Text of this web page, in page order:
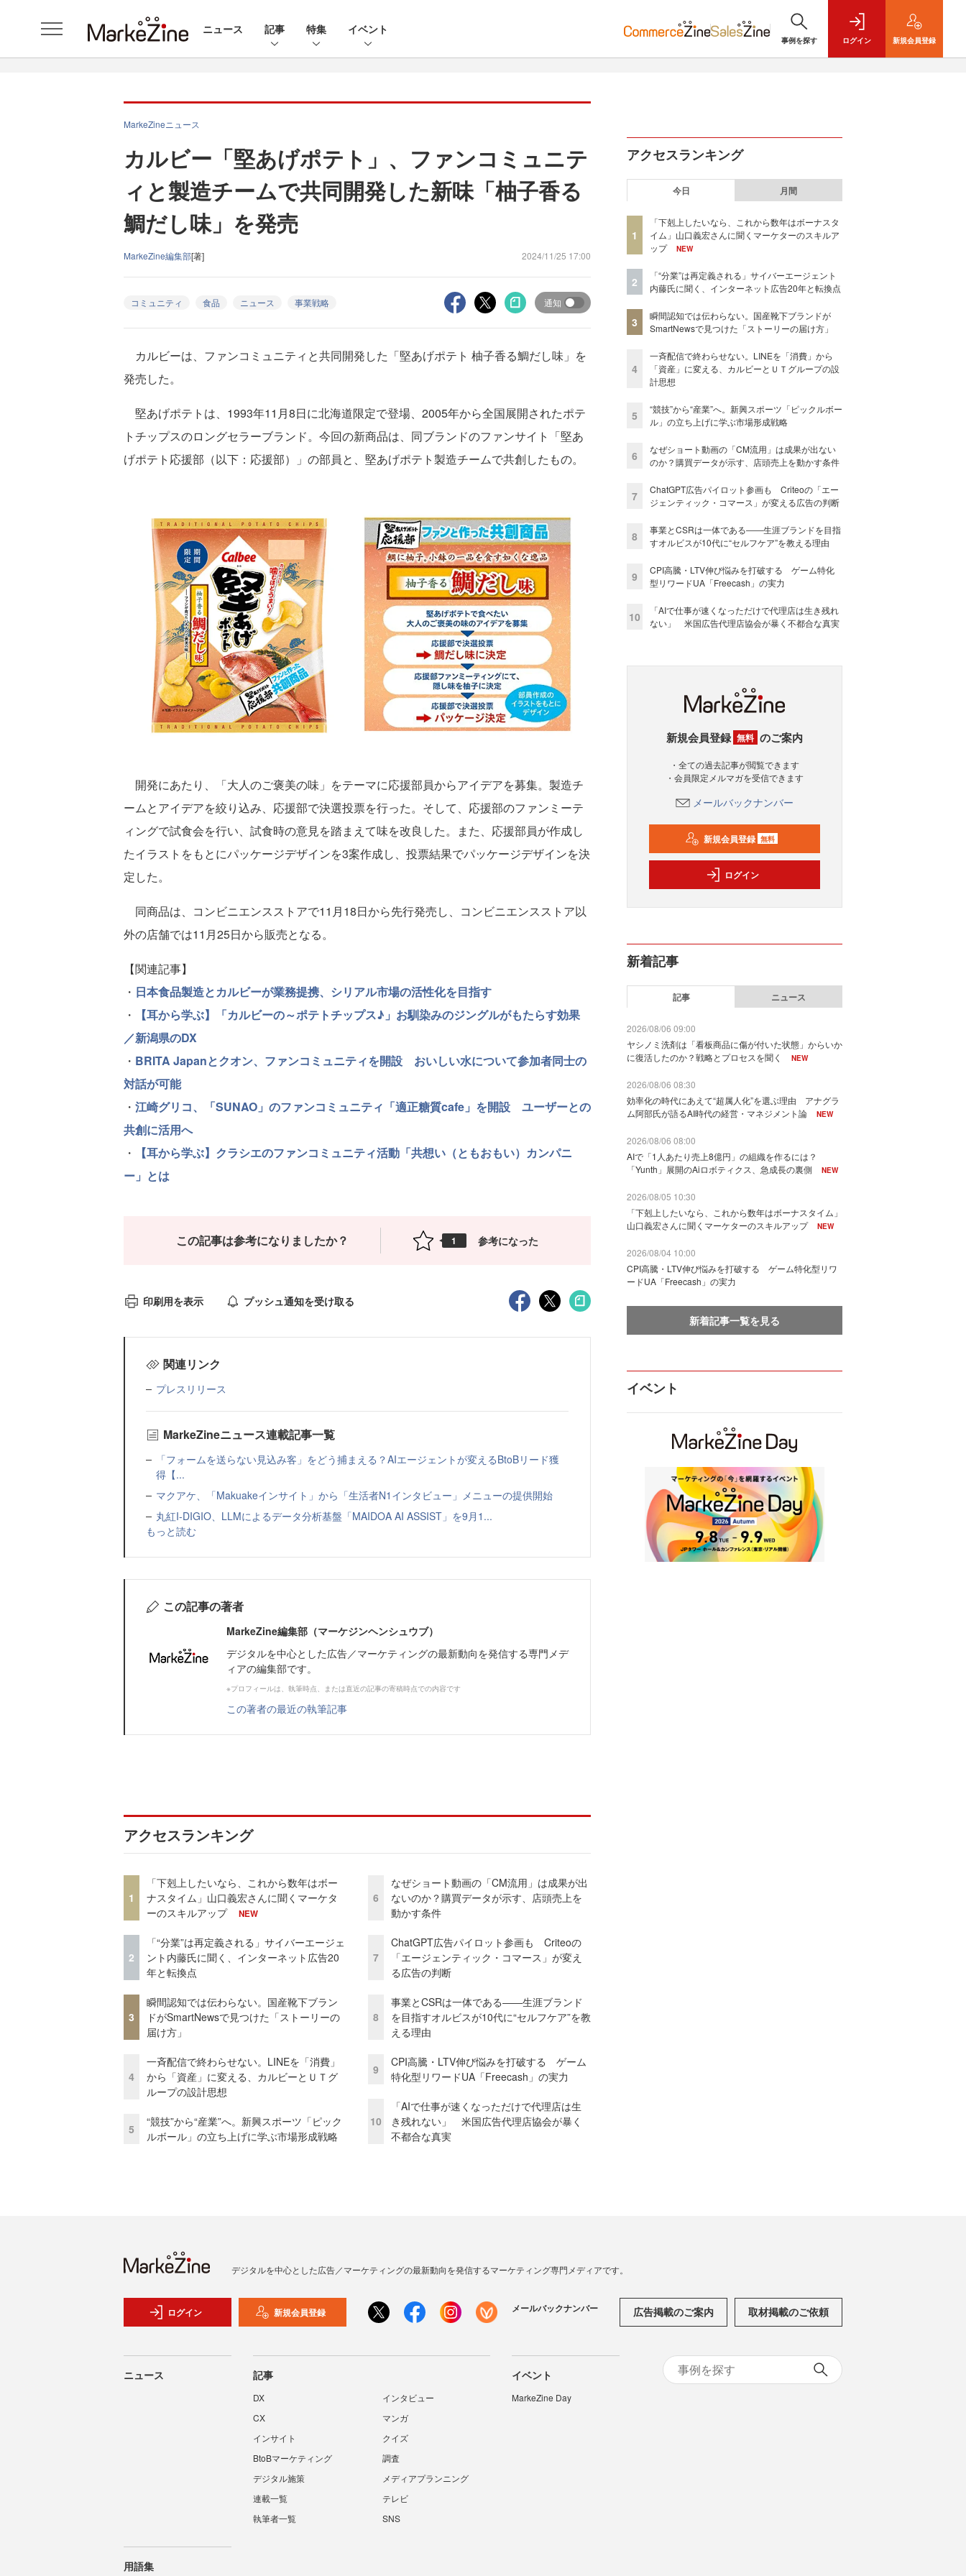
ニュース 記事 特集 イベント
事例を探す ログイン 新規会員登録
MarkeZineニュース
カルビー「堅あげポテト」、ファンコミュニテ
ィと製造チームで共同開発した新味「柚子香る
鯛だし味」を発売
MarkeZine編集部[著] 2024/11/25 17:00
コミュニティ 食品 ニュース 事業戦略 通知
カルビーは、ファンコミュニティと共同開発した「堅あげポテト 柚子香る鯛だし味」を
発売した。
堅あげポテトは、1993年11月8日に北海道限定で登場、2005年から全国展開されたポテ
トチップスのロングセラーブランド。今回の新商品は、同ブランドのファンサイト「堅あ
げポテト応援部（以下：応援部）」の部員と、堅あげポテト製造チームで共創したもの。
開発にあたり、「大人のご褒美の味」をテーマに応援部員からアイデアを募集。製造チ
ームとアイデアを絞り込み、応援部で決選投票を行った。そして、応援部のファンミーテ
ィングで試食会を行い、試食時の意見を踏まえて味を改良した。また、応援部員が作成し
たイラストをもとにパッケージデザインを3案作成し、投票結果でパッケージデザインを決
定した。
同商品は、コンビニエンスストアで11月18日から先行発売し、コンビニエンスストア以
外の店舗では11月25日から販売となる。
【関連記事】
・ 日本食品製造とカルビーが業務提携、シリアル市場の活性化を目指す
・
【耳から学ぶ】「カルビーの～ポテトチップス♪」お馴染みのジングルがもたらす効果
／新潟県のDX
・ BRITA Japanとクオン、ファンコミュニティを開設 おいしい水について参加者同士の
対話が可能
・ 江崎グリコ、「SUNAO」のファンコミュニティ「適正糖質cafe」を開設 ユーザーとの
共創に活用へ
・
【耳から学ぶ】クラシエのファンコミュニティ活動「共想い（ともおもい）カンパニ
ー」とは
この記事は参考になりましたか？ 1 参考になった
印刷用を表示 プッシュ通知を受け取る
関連リンク
プレスリリース
MarkeZineニュース連載記事一覧
「フォームを送らない見込み客」をどう捕まえる？AIエージェントが変えるBtoBリード獲
得【...
マクアケ、「Makuakeインサイト」から「生活者N1インタビュー」メニューの提供開始
丸紅I-DIGIO、LLMによるデータ分析基盤「MAIDOA AI ASSIST」を9月1...
もっと読む
この記事の著者
MarkeZine編集部（マーケジンヘンシュウブ）
デジタルを中心とした広告／マーケティングの最新動向を発信する専門メデ
ィアの編集部です。
※プロフィールは、執筆時点、または直近の記事の寄稿時点での内容です
この著者の最近の執筆記事
アクセスランキング
1
「下剋上したいなら、これから数年はボー
ナスタイム」山口義宏さんに聞くマーケタ
ーのスキルアップ
NEW
2
「“分業”は再定義される」サイバーエージェ
ント内藤氏に聞く、インターネット広告20
年と転換点
3
瞬間認知では伝わらない。国産靴下ブラン
ドがSmartNewsで見つけた「ストーリーの
届け方」
4
一斉配信で終わらせない。LINEを「消費」
から「資産」に変える、カルビーとＵＴグ
ループの設計思想
5
“競技”から“産業”へ。新興スポーツ「ピック
ルボール」の立ち上げに学ぶ市場形成戦略
6
なぜショート動画の「CM流用」は成果が出
ないのか？購買データが示す、店頭売上を
動かす条件
7
ChatGPT広告パイロット参画も Criteoの
「エージェンティック・コマース」が変え
る広告の判断
8
事業とCSRは一体である――生涯ブランド
を目指すオルビスが10代に“セルフケア”を教
える理由
9
CPI高騰・LTV伸び悩みを打破する ゲーム
特化型リワードUA「Freecash」の実力
10
「AIで仕事が速くなっただけで代理店は生
き残れない」 米国広告代理店協会が暴く
不都合な真実
アクセスランキング
今日 月間
1
「下剋上したいなら、これから数年はボーナスタ
イム」山口義宏さんに聞くマーケターのスキルア
ップ
NEW
2
「“分業”は再定義される」サイバーエージェント
内藤氏に聞く、インターネット広告20年と転換点
3
瞬間認知では伝わらない。国産靴下ブランドが
SmartNewsで見つけた「ストーリーの届け方」
4
一斉配信で終わらせない。LINEを「消費」から
「資産」に変える、カルビーとＵＴグループの設
計思想
5
“競技”から“産業”へ。新興スポーツ「ピックルボー
ル」の立ち上げに学ぶ市場形成戦略
6
なぜショート動画の「CM流用」は成果が出ない
のか？購買データが示す、店頭売上を動かす条件
7
ChatGPT広告パイロット参画も Criteoの「エー
ジェンティック・コマース」が変える広告の判断
8
事業とCSRは一体である――生涯ブランドを目指
すオルビスが10代に“セルフケア”を教える理由
9
CPI高騰・LTV伸び悩みを打破する ゲーム特化
型リワードUA「Freecash」の実力
10
「AIで仕事が速くなっただけで代理店は生き残れ
ない」 米国広告代理店協会が暴く不都合な真実
新規会員登録 無料 のご案内
・全ての過去記事が閲覧できます
・会員限定メルマガを受信できます
メールバックナンバー
新規会員登録 無料
ログイン
新着記事
記事 ニュース
2026/08/06 09:00
ヤシノミ洗剤は「看板商品に傷が付いた状態」からいか
に復活したのか？戦略とプロセスを聞く
NEW
2026/08/06 08:30
効率化の時代にあえて“超属人化”を選ぶ理由 アナグラ
ム阿部氏が語るAI時代の経営・マネジメント論
NEW
2026/08/06 08:00
AIで「1人あたり売上8億円」の組織を作るには？
「Yunth」展開のAiロボティクス、急成長の裏側
NEW
2026/08/05 10:30
「下剋上したいなら、これから数年はボーナスタイム」
山口義宏さんに聞くマーケターのスキルアップ
NEW
2026/08/04 10:00
CPI高騰・LTV伸び悩みを打破する ゲーム特化型リワ
ードUA「Freecash」の実力
新着記事一覧を見る
イベント
デジタルを中心とした広告／マーケティングの最新動向を発信するマーケティング専門メディアです。
ログイン 新規会員登録 メールバックナンバー 広告掲載のご案内 取材掲載のご依頼
ニュース 記事
DX
インタビュー
CX
マンガ
インサイト
クイズ
BtoBマーケティング
調査
デジタル施策
メディアプランニング
連載一覧
テレビ
執筆者一覧
SNS
イベント
MarkeZine Day
用語集